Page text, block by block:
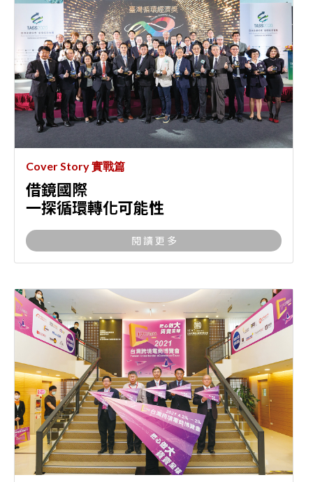
Cover Story 實戰篇
借鏡國際
一探循環轉化可能性
閱 讀 更 多